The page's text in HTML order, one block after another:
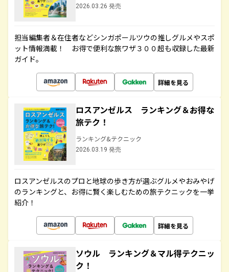
2026.03.26 発売
担当編集者＆在住者などシンガポールツウの推しグルメやスポ
ット情報満載！ お得で便利な旅ワザ３００超も収録した最新
ガイド。
詳細を見る
ロスアンゼルス ランキング＆お得な
旅テク！
ランキング&テクニック
2026.03.19 発売
ロスアンゼルスのプロと地球の歩き方が選ぶグルメやおみやげ
のランキングと、お得に賢く楽しむための旅テクニックを一挙
紹介！
詳細を見る
ソウル ランキング＆マル得テクニッ
ク！